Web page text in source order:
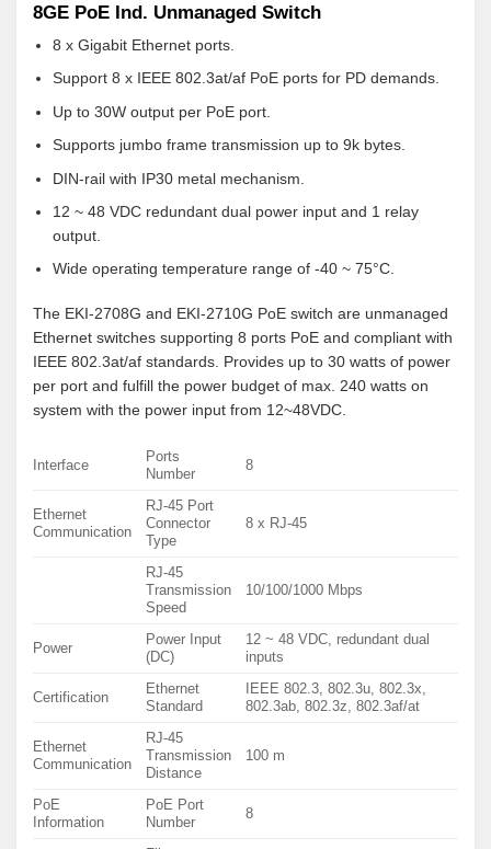
8GE PoE Ind. Unmanaged Switch
8 x Gigabit Ethernet ports.
Support 8 x IEEE 802.3at/af PoE ports for PD demands.
Up to 30W output per PoE port.
Supports jumbo frame transmission up to 9k bytes.
DIN-rail with IP30 metal mechanism.
12 ~ 48 VDC redundant dual power input and 1 relay
output.
Wide operating temperature range of -40 ~ 75°C.
The EKI-2708G and EKI-2710G PoE switch are unmanaged
Ethernet switches supporting 8 ports PoE and compliant with
IEEE 802.3at/af standards. Provides up to 30 watts of power
per port and fulfill the power budget of max. 240 watts on
system with the power input from 12~48VDC.
Interface
Ports
Number
8
Ethernet
Communication
RJ-45 Port
Connector
Type
8 x RJ-45
RJ-45
Transmission
Speed
10/100/1000 Mbps
Power
Power Input
(DC)
12 ~ 48 VDC, redundant dual
inputs
Certification
Ethernet
Standard
IEEE 802.3, 802.3u, 802.3x,
802.3ab, 802.3z, 802.3af/at
Ethernet
Communication
RJ-45
Transmission
Distance
100 m
PoE
Information
PoE Port
Number
8